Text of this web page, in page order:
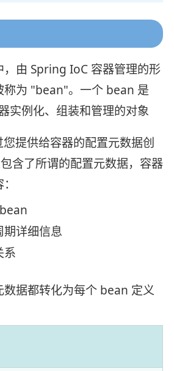
，由 Spring IoC 容器管理的形
称为 "bean"。一个 bean 是
实例化、组装和管理的对象
提供给容器的配置元数据创
含了所谓的配置元数据，容器
详细信息
系
数据都转化为每个 bean 定义